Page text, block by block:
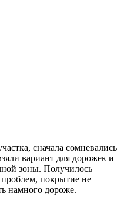
сначала сомневались
вариант для дорожек и
зоны. Получилось
покрытие не
намного дороже.